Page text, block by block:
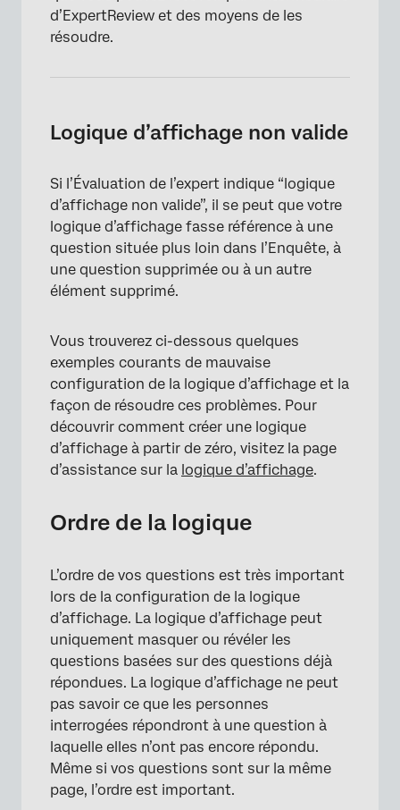
d’ExpertReview et des moyens de les
résoudre.
Logique d’affichage non valide
Si l’Évaluation de l’expert indique “logique
d’affichage non valide”, il se peut que votre
logique d’affichage fasse référence à une
question située plus loin dans l’Enquête, à
une question supprimée ou à un autre
élément supprimé.
Vous trouverez ci-dessous quelques
exemples courants de mauvaise
configuration de la logique d’affichage et la
façon de résoudre ces problèmes. Pour
découvrir comment créer une logique
d’affichage à partir de zéro, visitez la page
d’assistance sur la logique d’affichage.
Ordre de la logique
L’ordre de vos questions est très important
lors de la configuration de la logique
d’affichage. La logique d’affichage peut
uniquement masquer ou révéler les
questions basées sur des questions déjà
répondues. La logique d’affichage ne peut
pas savoir ce que les personnes
interrogées répondront à une question à
laquelle elles n’ont pas encore répondu.
Même si vos questions sont sur la même
page, l’ordre est important.